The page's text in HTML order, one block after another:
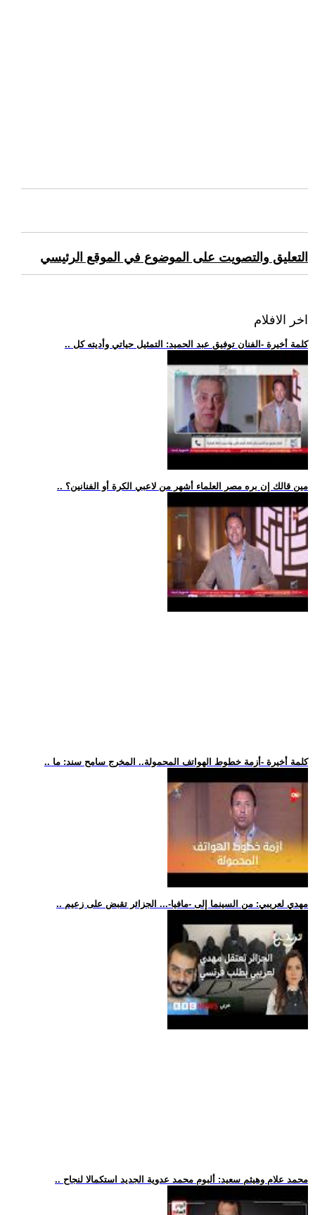
التعليق والتصويت على الموضوع في الموقع الرئيسي
اخر الافلام
.. كلمة أخيرة -الفنان توفيق عبد الحميد: التمثيل حياتي وأديته كل
.. مين قالك إن بره مصر العلماء أشهر من لاعبي الكرة أو الفنانين؟
.. كلمة أخيرة -أزمة خطوط الهواتف المحمولة.. المخرج سامح سند: ما
.. مهدي لعريبي: من السينما إلى -مافيا-... الجزائر تقبض على زعيم
.. محمد علام وهيثم سعيد: ألبوم محمد عدوية الجديد استكمالا لنجاح